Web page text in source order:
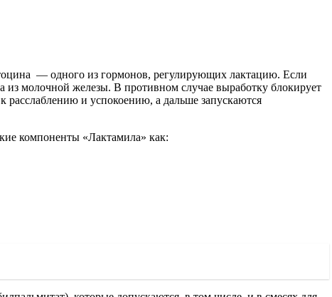
— одного из гормонов, регулирующих лактацию. Если
молочной железы. В противном случае выработку блокирует
расслаблению и успокоению, а дальше запускаются
компоненты «Лактамила» как: